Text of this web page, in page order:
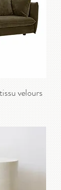
velours